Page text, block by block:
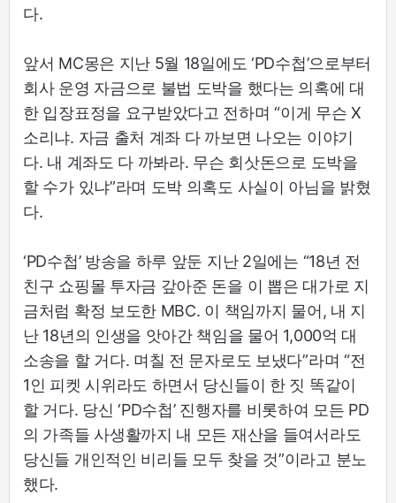
다.
앞서 MC몽은 지난 5월 18일에도 ‘PD수첩’으로부터
회사 운영 자금으로 불법 도박을 했다는 의혹에 대
한 입장표정을 요구받았다고 전하며 “이게 무슨 X
소리냐. 자금 출처 계좌 다 까보면 나오는 이야기
다. 내 계좌도 다 까봐라. 무슨 회삿돈으로 도박을
할 수가 있냐”라며 도박 의혹도 사실이 아님을 밝혔
다.
‘PD수첩’ 방송을 하루 앞둔 지난 2일에는 “18년 전
친구 쇼핑몰 투자금 갚아준 돈을 이 뽑은 대가로 지
금처럼 확정 보도한 MBC. 이 책임까지 물어, 내 지
난 18년의 인생을 앗아간 책임을 물어 1,000억 대
소송을 할 거다. 며칠 전 문자로도 보냈다”라며 “전
1인 피켓 시위라도 하면서 당신들이 한 짓 똑같이
할 거다. 당신 ‘PD수첩’ 진행자를 비롯하여 모든 PD
의 가족들 사생활까지 내 모든 재산을 들여서라도
당신들 개인적인 비리들 모두 찾을 것”이라고 분노
했다.